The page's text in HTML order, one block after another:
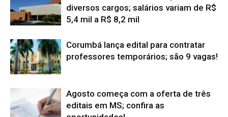
diversos cargos; salários variam de R$
5,4 mil a R$ 8,2 mil
Corumbá lança edital para contratar
professores temporários; são 9 vagas!
Agosto começa com a oferta de três
editais em MS; confira as